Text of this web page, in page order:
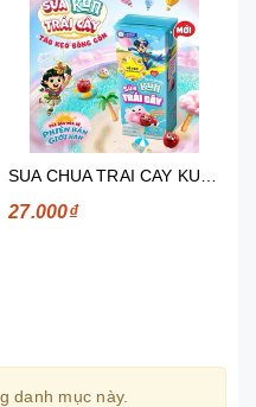
28.000₫
danh mục này.